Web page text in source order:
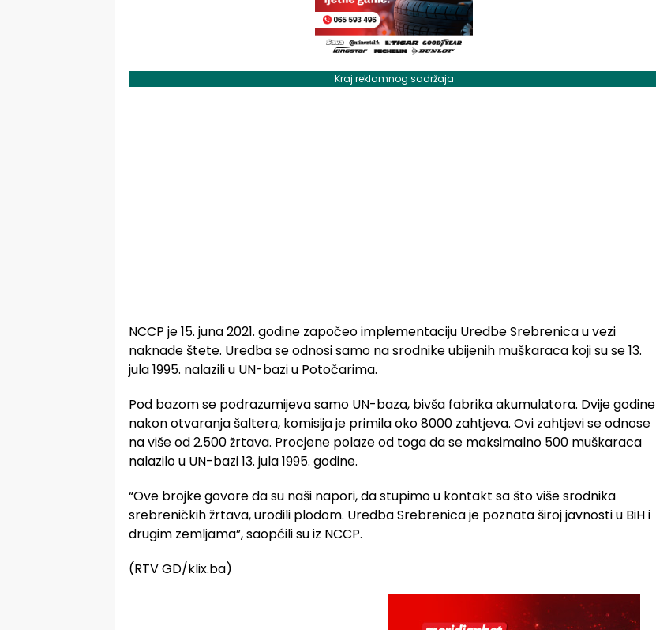
Kraj reklamnog sadržaja
NCCP je 15. juna 2021. godine započeo implementaciju Uredbe Srebrenica u vezi
naknade štete. Uredba se odnosi samo na srodnike ubijenih muškaraca koji su se 13.
jula 1995. nalazili u UN-bazi u Potočarima.
Pod bazom se podrazumijeva samo UN-baza, bivša fabrika akumulatora. Dvije godine
nakon otvaranja šaltera, komisija je primila oko 8000 zahtjeva. Ovi zahtjevi se odnose
na više od 2.500 žrtava. Procjene polaze od toga da se maksimalno 500 muškaraca
nalazilo u UN-bazi 13. jula 1995. godine.
“Ove brojke govore da su naši napori, da stupimo u kontakt sa što više srodnika
srebreničkih žrtava, urodili plodom. Uredba Srebrenica je poznata široj javnosti u BiH i
drugim zemljama”, saopćili su iz NCCP.
(RTV GD/klix.ba)